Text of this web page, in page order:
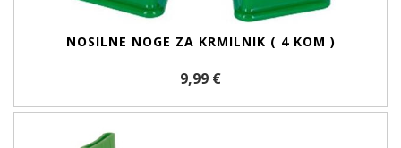
NOSILNE NOGE ZA KRMILNIK ( 4 KOM )
9,99 €